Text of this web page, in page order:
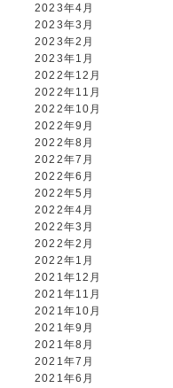
2023年4月
2023年3月
2023年2月
2023年1月
2022年12月
2022年11月
2022年10月
2022年9月
2022年8月
2022年7月
2022年6月
2022年5月
2022年4月
2022年3月
2022年2月
2022年1月
2021年12月
2021年11月
2021年10月
2021年9月
2021年8月
2021年7月
2021年6月